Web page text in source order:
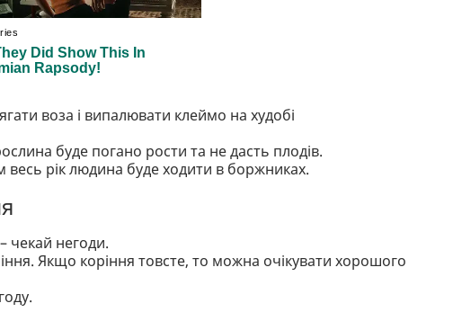
воза і випалювати клеймо на худобі
буде погано рости та не дасть плодів.
рік людина буде ходити в боржниках.
чекай негоди.
Якщо коріння товсте, то можна очікувати хорошого